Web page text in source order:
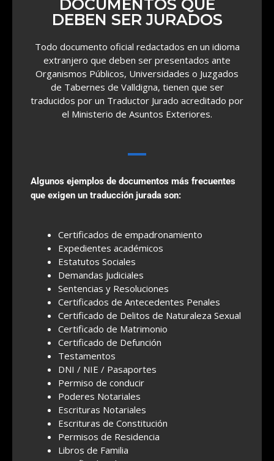
DOCUMENTOS QUE
DEBEN SER JURADOS
Todo documento oficial redactados en un idioma
extranjero que deben ser presentados ante
Organismos Públicos, Universidades o Juzgados
de Tabernes de Valldigna, tienen que ser
traducidos por un Traductor Jurado acreditado por
el Ministerio de Asuntos Exteriores.
Algunos ejemplos de documentos más frecuentes
que exigen un traducción jurada son:
Certificados de empadronamiento
Expedientes académicos
Estatutos Sociales
Demandas Judiciales
Sentencias y Resoluciones
Certificados de Antecedentes Penales
Certificado de Delitos de Naturaleza Sexual
Certificado de Matrimonio
Certificado de Defunción
Testamentos
DNI / NIE / Pasaportes
Permiso de conducir
Poderes Notariales
Escrituras Notariales
Escrituras de Constitución
Permisos de Residencia
Libros de Familia